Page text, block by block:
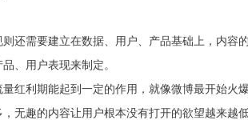
还需要建立在数据、用户、产品基础上，内容
、用户表现来制定。
红利期能起到一定的作用，就像微博最开始火
无趣的内容让用户根本没有打开的欲望越来越